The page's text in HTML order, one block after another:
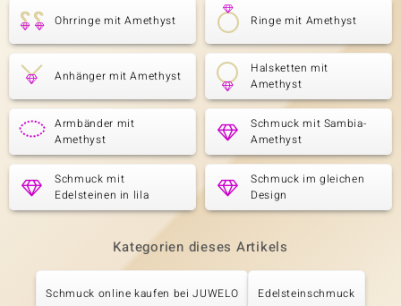
Ohrringe mit Amethyst Ringe mit Amethyst
Anhänger mit Amethyst
Halsketten mit
Amethyst
Armbänder mit
Amethyst
Schmuck mit Sambia-
Amethyst
Schmuck mit
Edelsteinen in lila
Schmuck im gleichen
Design
Kategorien dieses Artikels
Schmuck online kaufen bei JUWELO Edelsteinschmuck